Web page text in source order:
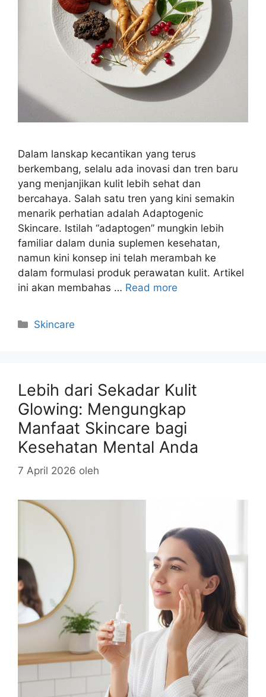
Dalam lanskap kecantikan yang terus
berkembang, selalu ada inovasi dan tren baru
yang menjanjikan kulit lebih sehat dan
bercahaya. Salah satu tren yang kini semakin
menarik perhatian adalah Adaptogenic
Skincare. Istilah “adaptogen” mungkin lebih
familiar dalam dunia suplemen kesehatan,
namun kini konsep ini telah merambah ke
dalam formulasi produk perawatan kulit. Artikel
ini akan membahas … Read more
Kategori
Skincare
Lebih dari Sekadar Kulit
Glowing: Mengungkap
Manfaat Skincare bagi
Kesehatan Mental Anda
7 April 2026 oleh